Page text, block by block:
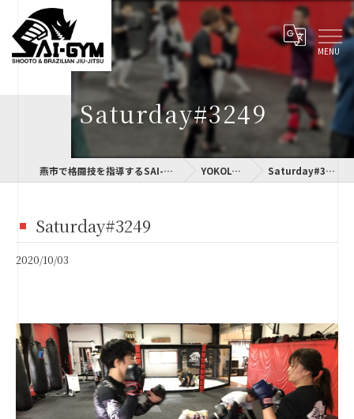
Saturday#3249
燕市で格闘技を指導するSAI-GYM YOKOLOG Saturday#3249
Saturday#3249
2020/10/03